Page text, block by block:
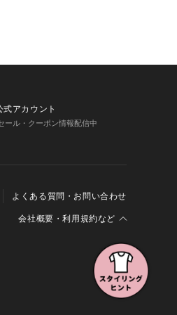
式アカウント
ール・クーポン情報配信中
よくある質問・お問い合わせ
会社概要・利用規約など
取引に関する法律に基づく表示
びアクセスログについて
ャルメディアガイドライン